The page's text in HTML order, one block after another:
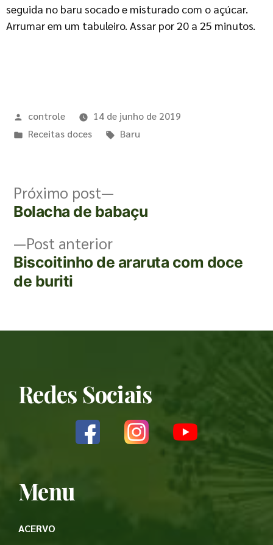
seguida no baru socado e misturado com o açúcar.
Arrumar em um tabuleiro. Assar por 20 a 25 minutos.
controle
14 de junho de 2019
Receitas doces
Baru
Post anterior
Biscoitinho de araruta com doce
de buriti
Próximo post
Bolacha de babaçu
Redes Sociais
Menu
ACERVO